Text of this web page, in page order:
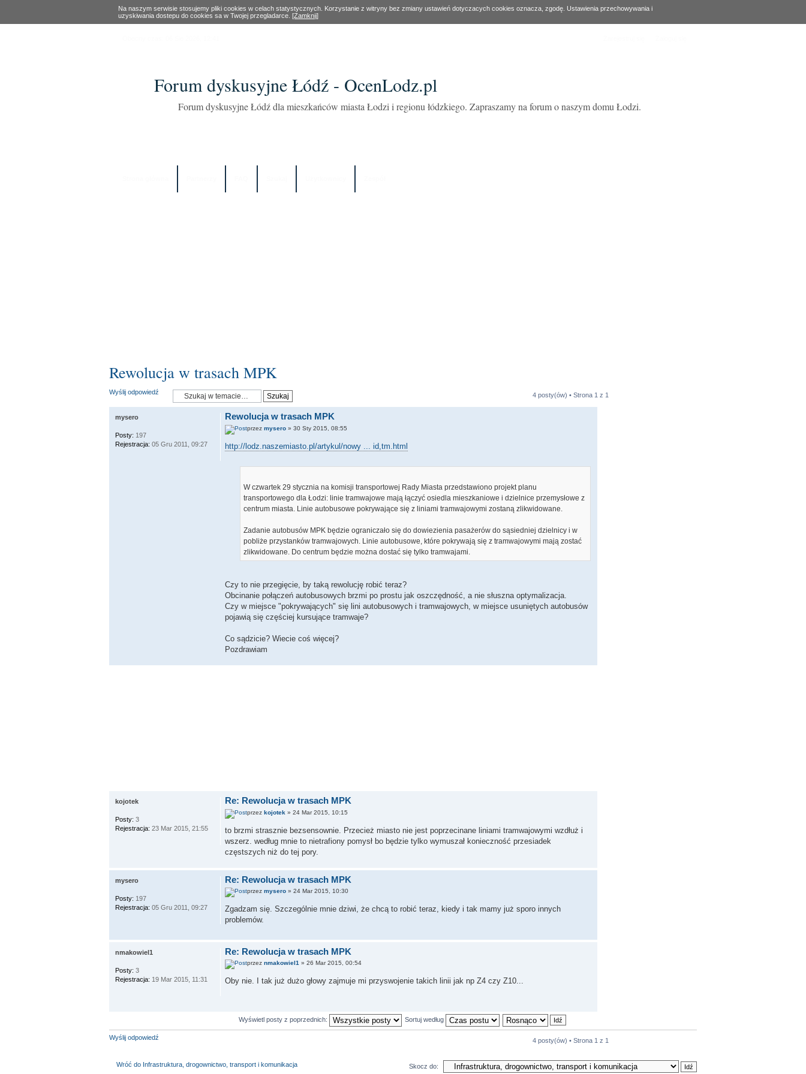
Na naszym serwisie stosujemy pliki cookies w celach statystycznych. Korzystanie z witryny bez zmiany ustawień dotyczacych cookies oznacza, zgodę. Ustawienia przechowywania i
uzyskiwania dostepu do cookies sa w Twojej przegladarce. [Zamknij]
Forum dyskusyjne Łódź - OcenLodz.pl
Forum dyskusyjne Łódź dla mieszkańców miasta Łodzi i regionu łódzkiego. Zapraszamy na forum o naszym domu Łodzi.
Rewolucja w trasach MPK
Wyślij odpowiedź 4 posty(ów) • Strona 1 z 1
Rewolucja w trasach MPK
przez mysero» 30 Sty 2015, 08:55
http://lodz.naszemiasto.pl/artykul/nowy ... id,tm.html
W czwartek 29 stycznia na komisji transportowej Rady Miasta przedstawiono projekt planu
transportowego dla Łodzi: linie tramwajowe mają łączyć osiedla mieszkaniowe i dzielnice przemysłowe z
centrum miasta. Linie autobusowe pokrywające się z liniami tramwajowymi zostaną zlikwidowane.
Zadanie autobusów MPK będzie ograniczało się do dowiezienia pasażerów do sąsiedniej dzielnicy i w
pobliże przystanków tramwajowych. Linie autobusowe, które pokrywają się z tramwajowymi mają zostać
zlikwidowane. Do centrum będzie można dostać się tylko tramwajami.
Czy to nie przegięcie, by taką rewolucję robić teraz?
Obcinanie połączeń autobusowych brzmi po prostu jak oszczędność, a nie słuszna optymalizacja.
Czy w miejsce "pokrywających" się lini autobusowych i tramwajowych, w miejsce usuniętych autobusów
pojawią się częściej kursujące tramwaje?
Co sądzicie? Wiecie coś więcej?
Pozdrawiam
mysero
Posty: 197
Rejestracja: 05 Gru 2011, 09:27
Re: Rewolucja w trasach MPK
przez kojotek » 24 Mar 2015, 10:15
to brzmi strasznie bezsensownie. Przecież miasto nie jest poprzecinane liniami tramwajowymi wzdłuż i
wszerz. według mnie to nietrafiony pomysł bo będzie tylko wymuszał konieczność przesiadek
częstszych niż do tej pory.
kojotek
Posty: 3
Rejestracja: 23 Mar 2015, 21:55
Re: Rewolucja w trasach MPK
przez mysero» 24 Mar 2015, 10:30
Zgadzam się. Szczególnie mnie dziwi, że chcą to robić teraz, kiedy i tak mamy już sporo innych
problemów.
mysero
Posty: 197
Rejestracja: 05 Gru 2011, 09:27
Re: Rewolucja w trasach MPK
przez nmakowiel1» 26 Mar 2015, 00:54
Oby nie. I tak już dużo głowy zajmuje mi przyswojenie takich linii jak np Z4 czy Z10...
nmakowiel1
Posty: 3
Rejestracja: 19 Mar 2015, 11:31
Wyświetl posty z poprzednich: Sortuj według
Wyślij odpowiedź 4 posty(ów) • Strona 1 z 1
Wróć do Infrastruktura, drogownictwo, transport i komunikacja Skocz do: